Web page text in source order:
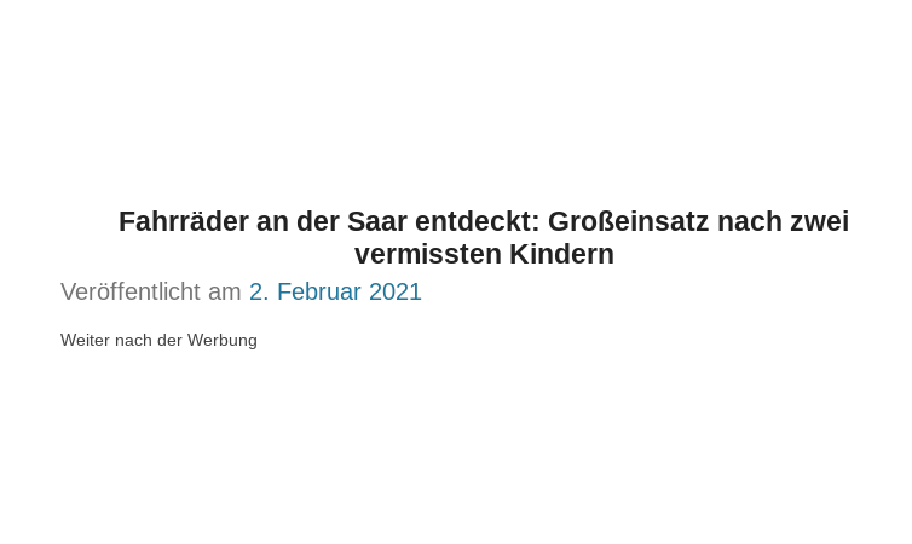
Fahrräder an der Saar entdeckt: Großeinsatz nach zwei
vermissten Kindern
Veröffentlicht am 2. Februar 2021
Weiter nach der Werbung